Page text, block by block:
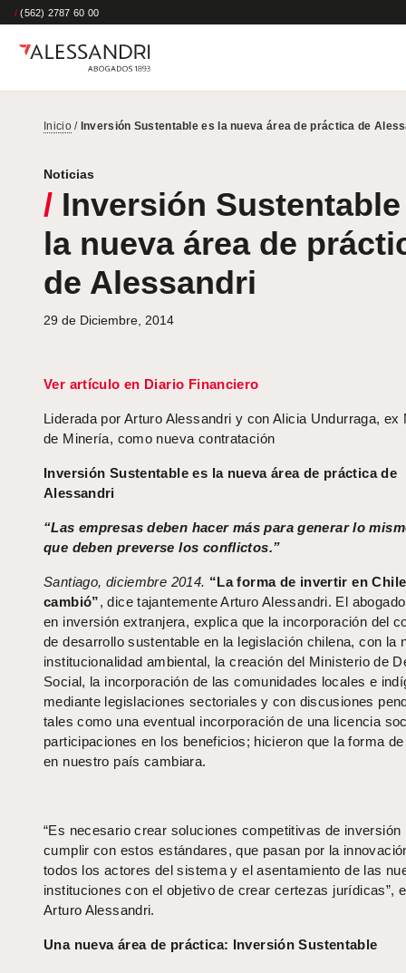
/ (562) 2787 60 00
Inicio/ Inversión Sustentable es la nueva área de práctica de
Noticias
/ Inversión
la nueva área de
de Alessandri
29 de Diciembre, 2014
Ver artículo en Diario Financiero
Liderada por Arturo Alessandri y con Alicia Undurraga, ex
de Minería, como nueva contratación
Inversión Sustentable es la nueva área de práctica de
Alessandri
“Las empresas deben hacer más para generar lo
que deben preverse los conflictos.”
Santiago, diciembre 2014. “La forma de invertir en Chile
cambió”, dice tajantemente Arturo Alessandri. El
en inversión extranjera, explica que la incorporación del
de desarrollo sustentable en la legislación chilena, con la
institucionalidad ambiental, la creación del Ministerio de
Social, la incorporación de las comunidades locales e
mediante legislaciones sectoriales y con discusiones
tales como una eventual incorporación de una licencia
participaciones en los beneficios; hicieron que la forma
en nuestro país cambiara.
“Es necesario crear soluciones competitivas de inversión
cumplir con estos estándares, que pasan por la
todos los actores del sistema y el asentamiento de las
instituciones con el objetivo de crear certezas jurídicas”,
Arturo Alessandri.
Una nueva área de práctica: Inversión Sustentable